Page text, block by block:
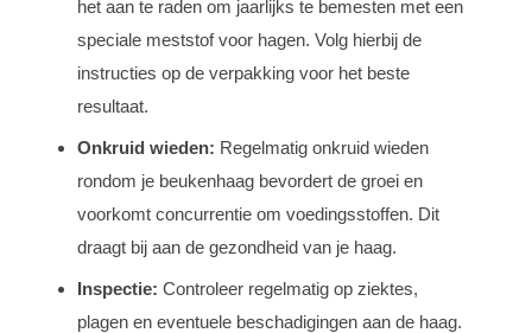
het aan te raden om jaarlijks te bemesten met een
speciale meststof voor hagen. Volg hierbij de
instructies op de verpakking voor het beste
resultaat.
Onkruid wieden: Regelmatig onkruid wieden
rondom je beukenhaag bevordert de groei en
voorkomt concurrentie om voedingsstoffen. Dit
draagt bij aan de gezondheid van je haag.
Inspectie: Controleer regelmatig op ziektes,
plagen en eventuele beschadigingen aan de haag.